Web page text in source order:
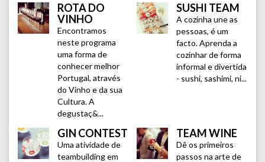
ROTA DO
VINHO
Encontramos
neste programa
uma forma de
conhecer melhor
Portugal, através
do Vinho e da sua
Cultura. A
degustaç&...
SUSHI TEAM
A cozinha une as
pessoas, é um
facto. Aprenda a
cozinhar de forma
informal e divertida
- sushi, sashimi, ni...
GIN CONTEST
Uma atividade de
teambuilding em
TEAM WINE
Dê os primeiros
passos na arte de